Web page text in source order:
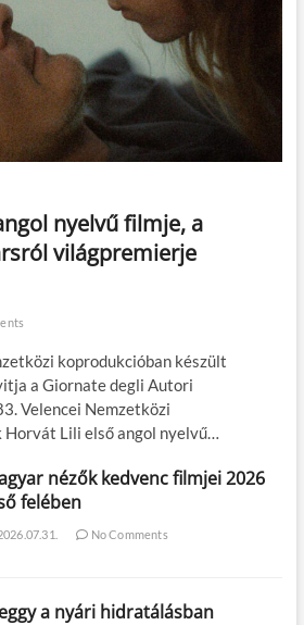
nyelvű filmje, a
világpremierje
koprodukcióban készült
a Giornate degli Autori
Velencei Nemzetközi
Lili első angol nyelvű…
nézők kedvenc filmjei 2026
felében
No Comments
a nyári hidratálásban